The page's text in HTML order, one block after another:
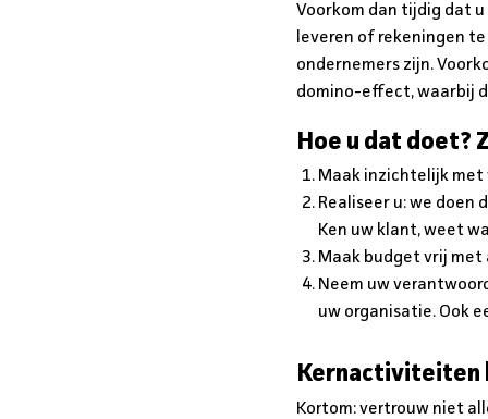
Voorkom dan tijdig dat
leveren of rekeningen
ondernemers zijn.
domino-effect, waarbij
Hoe u dat doet?
Maak inzichtelijk met
Realiseer u: we doen
Ken uw klant, weet
Maak budget vrij
Neem uw
uw organisatie. Ook
Kernactiviteiten
Kortom: vertrouw niet